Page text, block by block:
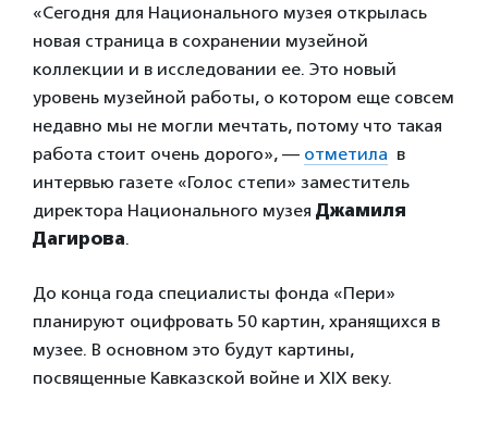
«Сегодня для Национального музея открылась
новая страница в сохранении музейной
коллекции и в исследовании ее. Это новый
уровень музейной работы, о котором еще совсем
недавно мы не могли мечтать, потому что такая
работа стоит очень дорого», — отметила в
интервью газете «Голос степи» заместитель
директора Национального музея Джамиля
Дагирова.
До конца года специалисты фонда «Пери»
планируют оцифровать 50 картин, хранящихся в
музее. В основном это будут картины,
посвященные Кавказской войне и XIX веку.